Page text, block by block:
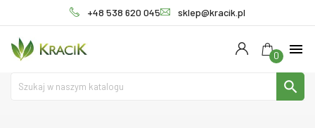
+48 538 620 045 sklep@kracik.pl
0 menu
search